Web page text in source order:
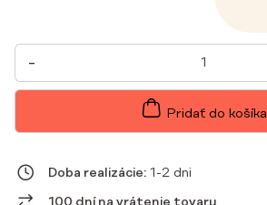
-
MNOŽSTVO
DÁMSKE
LEKÁRSKE
NOHAVICE
CHOCOLATE
Pridať do košíka
Doba realizácie: 1-2 dni
100 dní na vrátenie tovaru